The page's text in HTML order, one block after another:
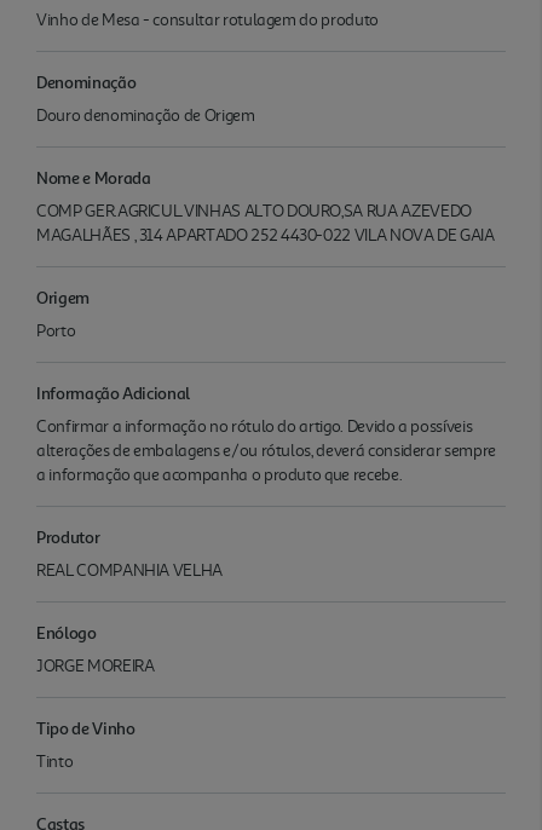
Vinho de Mesa - consultar rotulagem do produto
Denominação
Douro denominação de Origem
Nome e Morada
COMP GER.AGRICUL.VINHAS ALTO DOURO,SA RUA AZEVEDO
MAGALHÃES , 314 APARTADO 252 4430-022 VILA NOVA DE GAIA
Origem
Porto
Informação Adicional
Confirmar a informação no rótulo do artigo. Devido a possíveis
alterações de embalagens e/ou rótulos, deverá considerar sempre
a informação que acompanha o produto que recebe.
Produtor
REAL COMPANHIA VELHA
Enólogo
JORGE MOREIRA
Tipo de Vinho
Tinto
Castas